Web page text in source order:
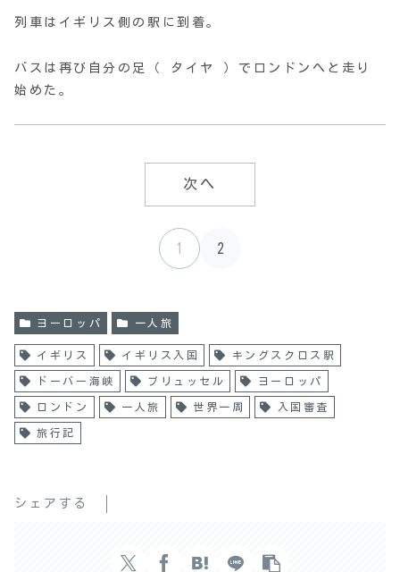
列車はイギリス側の駅に到着。
バスは再び自分の足（ タイヤ ）でロンドンへと走り
始めた。
次へ
1 2
ヨーロッパ 一人旅
イギリス イギリス入国 キングスクロス駅
ドーバー海峡 ブリュッセル ヨーロッパ
ロンドン 一人旅 世界一周 入国審査
旅行記
シェアする